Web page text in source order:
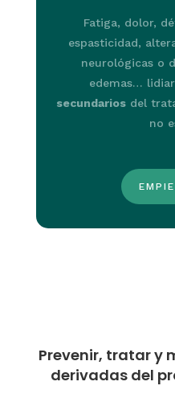
Fatiga, dolor,
espasticidad,
neurológicas o
edemas…
secundarios del
no
Prevenir, tratar y
derivadas del